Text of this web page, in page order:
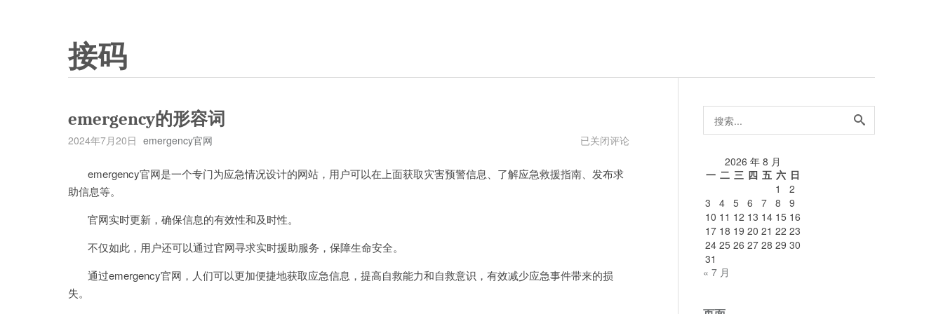
接码
emergency的形容词
2024年7月20日 emergency官网
emergency
容
已关闭评论
emergency官网是一个专门为应急情况设计的网站，用户可以在上面获取灾害预警信息、了解应急救援指南、发布求
助信息等。
官网实时更新，确保信息的有效性和及时性。
不仅如此，用户还可以通过官网寻求实时援助服务，保障生命安全。
通过emergency官网，人们可以更加便捷地获取应急信息，提高自救能力和自救意识，有效减少应急事件带来的损
失。
搜
索...
2026 年 8 月
一 二 三 四 五 六 日
1
2
3
4 5 6 7 8
9
10 11 12 13 14 15 16
17 18 19 20 21 22 23
24 25 26 27 28 29 30
31
« 7 月